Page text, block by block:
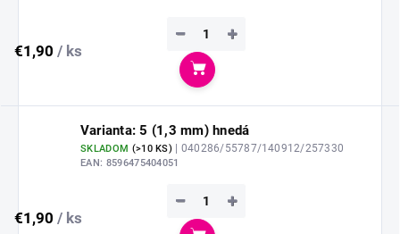
€1,90 / ks
+
−
Do košíka
Varianta: 5 (1,3 mm) hnedá
SKLADOM (>10 KS) | 040286/55787/140912/257330
EAN: 8596475404051
€1,90 / ks
+
−